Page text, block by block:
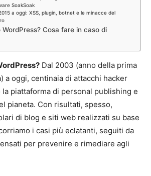
SoakSoak
a oggi: XSS, plugin, botnet e le minacce del
Cosa fare in caso di
Dal 2003 (anno della prima
a oggi, centinaia di attacchi hacker
piattaforma di personal publishing e
pianeta. Con risultati, spesso,
di blog e siti web realizzati su base
i casi più eclatanti, seguiti da
per prevenire e rimediare agli